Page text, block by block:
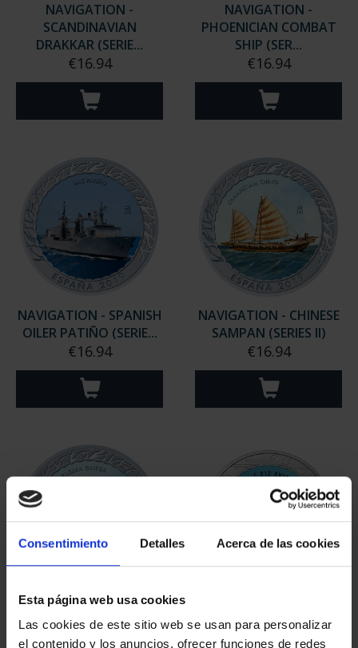
Consentimiento Detalles Acerca de las cookies
Esta página web usa cookies
Las cookies de este sitio web se usan para personalizar
el contenido y los anuncios, ofrecer funciones de redes
NAVIGATION -
SCANDINAVIAN
DRAKKAR (SERIE...
€16.94
NAVIGATION -
PHOENICIAN COMBAT
SHIP (SER...
€16.94
NAVIGATION - SPANISH
OILER PATIÑO (SERIE...
€16.94
NAVIGATION - CHINESE
SAMPAN (SERIES II)
€16.94
NAVIGATION - GREEK
TRIREME (SERIES II)
€16.94
AVIOCAR
€16.94